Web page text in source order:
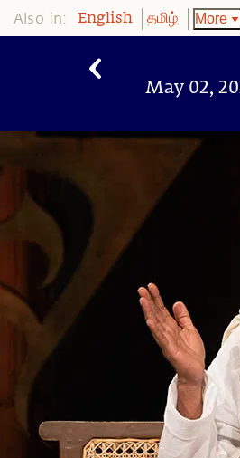
Also in: English தமிழ் More
May 02,